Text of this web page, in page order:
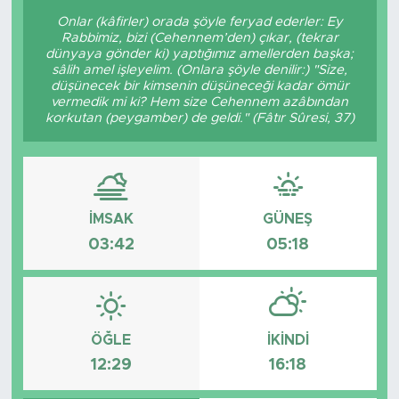
Onlar (kâfirler) orada şöyle feryad ederler: Ey
Rabbimiz, bizi (Cehennem’den) çıkar, (tekrar
dünyaya gönder ki) yaptığımız amellerden başka;
sâlih amel işleyelim. (Onlara şöyle denilir:) "Size,
düşünecek bir kimsenin düşüneceği kadar ömür
vermedik mi ki? Hem size Cehennem azâbından
korkutan (peygamber) de geldi." (Fâtır Sûresi, 37)
İMSAK
03:42
GÜNEŞ
05:18
ÖĞLE
12:29
İKINDI
16:18